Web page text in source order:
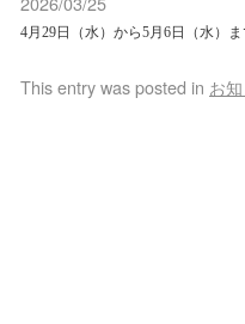
4月29日（水）から5月6日（水）
This entry was posted in お